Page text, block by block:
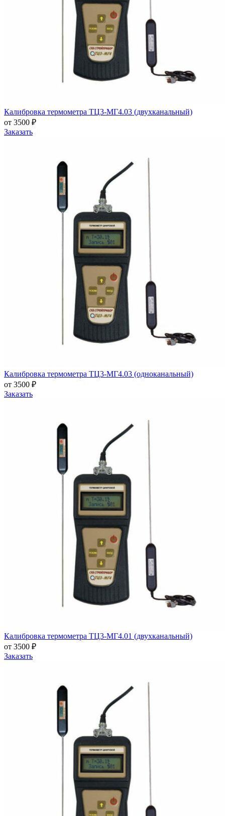
Калибровка термометра ТЦ3-МГ4.03 (двухканальный)
от 3500 ₽
Заказать
Калибровка термометра ТЦ3-МГ4.03 (одноканальный)
от 3500 ₽
Заказать
Калибровка термометра ТЦ3-МГ4.01 (двухканальный)
от 3500 ₽
Заказать